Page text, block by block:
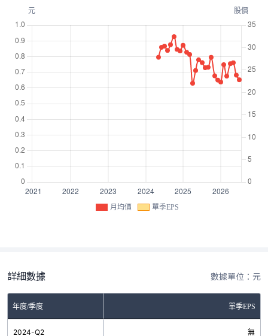
月均價 單季EPS
詳細數據 數據單位：元
年度/季度 單季EPS
2024-Q2 無